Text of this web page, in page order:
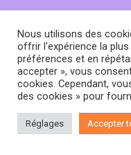
Nous utilisons des
offrir l'expérience la
préférences et en
accepter », vous
cookies. Cependant,
des cookies » pour
Réglages Accepter